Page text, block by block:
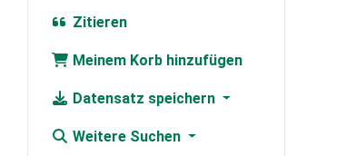
Zitieren
Meinem Korb hinzufügen
Datensatz speichern
Weitere Suchen